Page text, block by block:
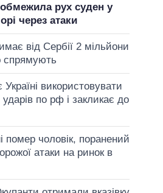
рух суден у
через атаки
від Сербії 2 мільйони
спрямують
використовувати
по рф і закликає до
чоловік, поранений
атаки на ринок в